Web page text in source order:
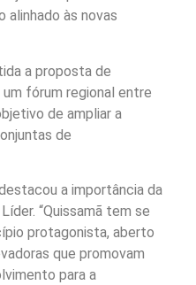
às novas
a proposta de
um fórum regional entre
de ampliar a
de
a importância da
“Quissamã tem se
protagonista, aberto
que promovam
para a